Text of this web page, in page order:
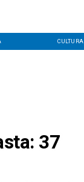
CULTURA
37